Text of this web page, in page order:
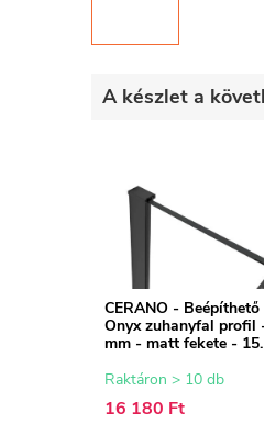
A készlet a
CERANO - Beépíthető
Onyx zuhanyfal profil
mm - matt fekete - 15
Raktáron > 10 db
16 180 Ft